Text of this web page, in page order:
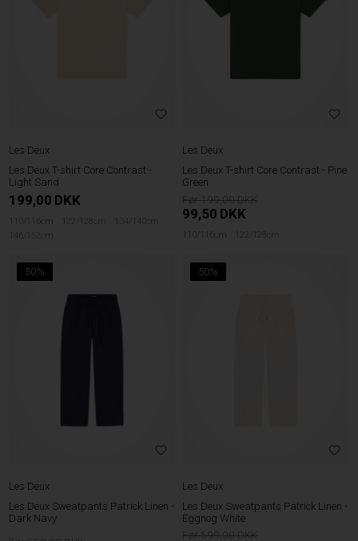
Les Deux
Les Deux T-shirt Core Contrast -
Light Sand
199,00 DKK
110/116cm 122/128cm
134/140cm
146/152cm
Les Deux
Les Deux T-shirt Core Contrast - Pine
Green
199,00
99,50 DKK
110/116cm 122/128cm
50%
Les Deux
Les Deux Sweatpants Patrick Linen -
Dark Navy
50%
Les Deux
Les Deux Sweatpants Patrick Linen -
Eggnog White
599,00